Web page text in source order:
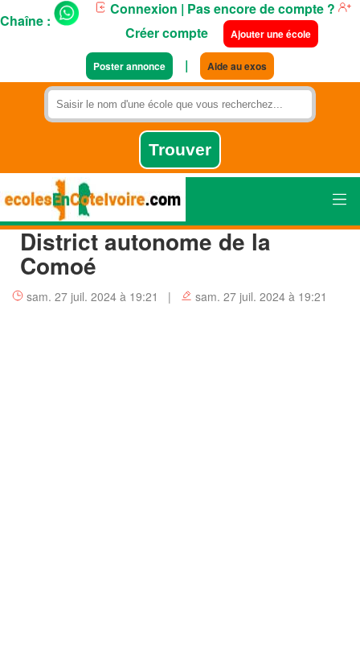
Chaîne :
Connexion | Pas encore de compte ?
Créer compte
Ajouter une école
Poster annonce | Aide au exos
District autonome de la
Comoé
sam. 27 juil. 2024 à 19:21 | sam. 27 juil. 2024 à 19:21